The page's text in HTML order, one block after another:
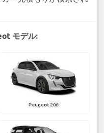
モデル:
Peugeot 208